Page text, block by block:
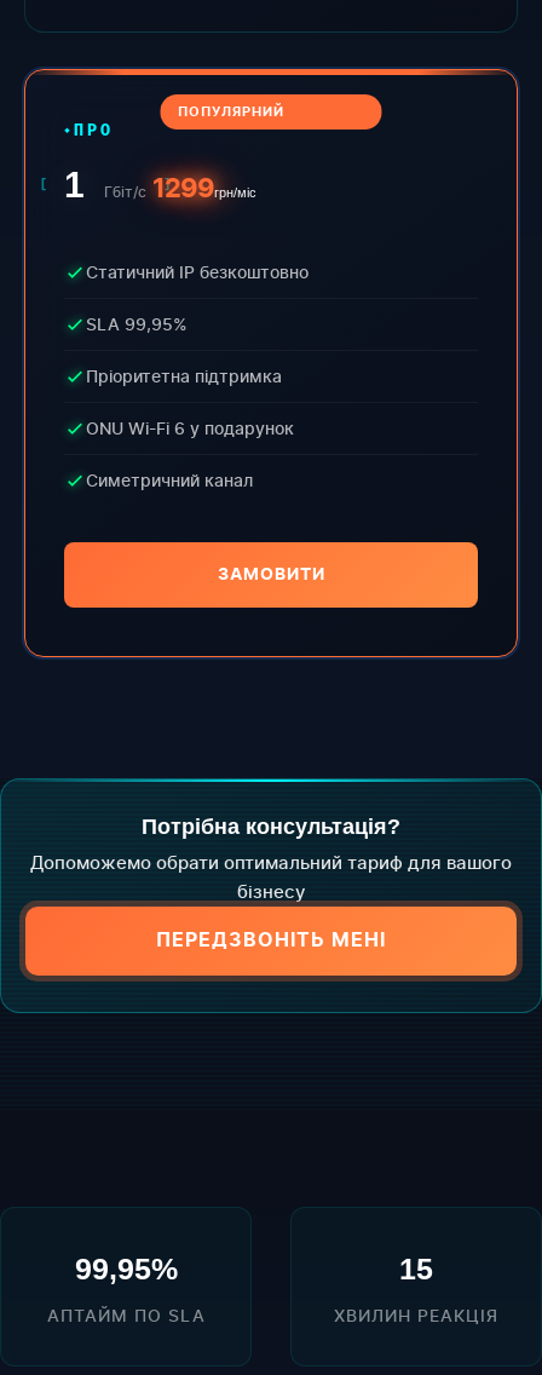
ПОПУЛЯРНИЙ
ПРО
1 Гбіт/с 1299грн/міс
Статичний IP безкоштовно
SLA 99,95%
Пріоритетна підтримка
ONU Wi-Fi 6 у подарунок
Симетричний канал
ЗАМОВИТИ
Потрібна консультація?
Допоможемо обрати оптимальний тариф для вашого
бізнесу
ПЕРЕДЗВОНІТЬ МЕНІ
99,95%
АПТАЙМ ПО SLA
15
ХВИЛИН РЕАКЦІЯ